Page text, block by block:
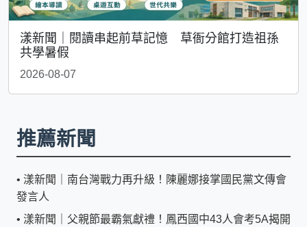
漾新聞｜閱讀串起前草記憶 草衙分館打造祖孫
共學暑假
2026-08-07
推薦新聞
• 漾新聞｜南台灣戰力再升級！陳麗娜接掌國民黨文傳會
發言人
• 漾新聞｜父親節最霸氣獻禮！鳳西國中43人會考5A揭開